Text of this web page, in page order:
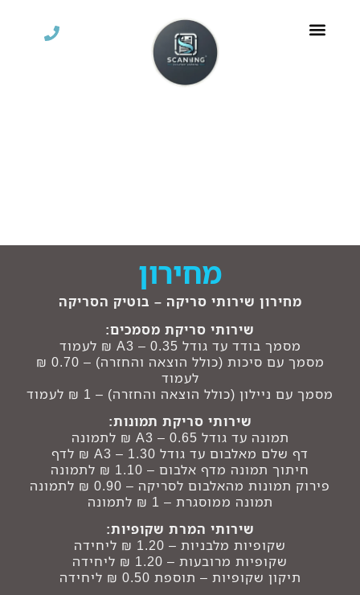
מחירון
מחירון שירותי סריקה – בוטיק הסריקה
שירותי סריקת מסמכים:
מסמך בודד עד גודל A3 – 0.35 ₪ לעמוד
מסמך עם סיכות (כולל הוצאה והחזרה) – 0.70 ₪
לעמוד
מסמך עם ניילון (כולל הוצאה והחזרה) – 1 ₪ לעמוד
שירותי סריקת תמונות:
תמונה עד גודל A3 – 0.65 ₪ לתמונה
דף שלם מאלבום עד גודל A3 – 1.30 ₪ לדף
חיתוך תמונה מדף אלבום – 1.10 ₪ לתמונה
פירוק תמונות מהאלבום לסריקה – 0.90 ₪ לתמונה
תמונה ממוסגרת – 1 ₪ לתמונה
שירותי המרת שקופיות:
שקופיות מלבניות – 1.20 ₪ ליחידה
שקופיות מרובעות – 1.20 ₪ ליחידה
תיקון שקופיות – תוספת 0.50 ₪ ליחידה